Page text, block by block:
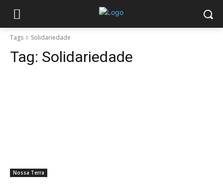
Tags Solidariedade
Tag: Solidariedade
Nossa Terra